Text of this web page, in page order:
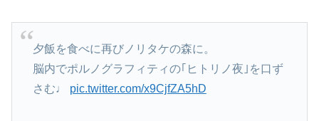
夕飯を食べに再びノリタケの森に。
脳内でポルノグラフィティの｢ヒトリノ夜｣を口ず
さむ♩ pic.twitter.com/x9CjfZA5hD